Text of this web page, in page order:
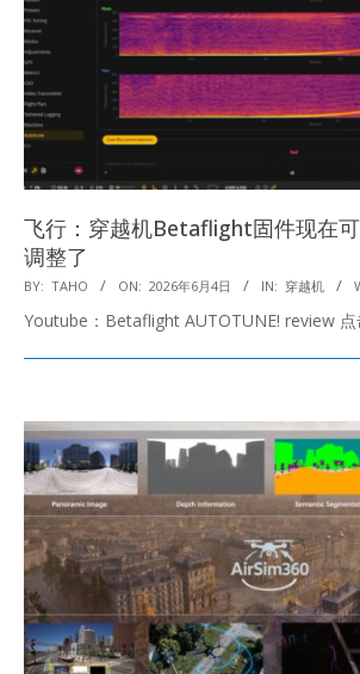
飞行：穿越机Betaflight固件现在
调整了
2026-
06-
BY: TAHO ON: 2026年6月4日 IN: 穿越机
Youtube：Betaflight AUTOTUNE! review 点